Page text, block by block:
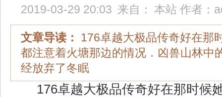
2019-03-29 20:03 来自： 本站 作者：
文章导读：
176卓越大极品传奇好在那
都注意着火塘那边的情况．凶兽山林中
经放弃了冬眠
176卓越大极品传奇好在那时候